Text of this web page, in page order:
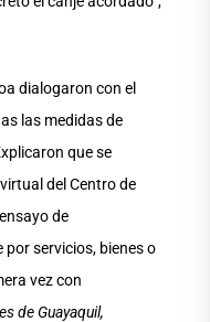
dialogaron con el
las medidas de
que se
del Centro de
de
servicios, bienes o
vez con
de Guayaquil,